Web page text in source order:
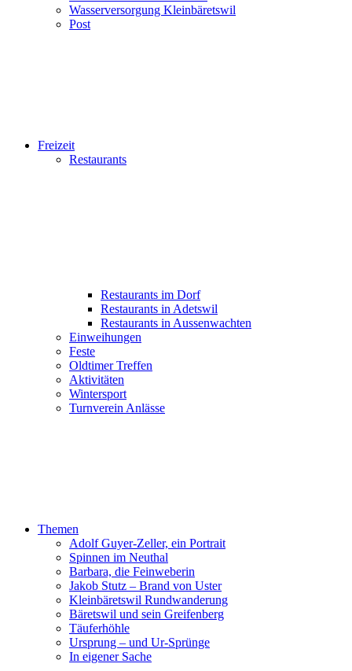
Wasserversorgung Kleinbäretswil
Post
Freizeit
Restaurants
Restaurants im Dorf
Restaurants in Adetswil
Restaurants in Aussenwachten
Einweihungen
Feste
Oldtimer Treffen
Aktivitäten
Wintersport
Turnverein Anlässe
Themen
Adolf Guyer-Zeller, ein Portrait
Spinnen im Neuthal
Barbara, die Feinweberin
Jakob Stutz – Brand von Uster
Kleinbäretswil Rundwanderung
Bäretswil und sein Greifenberg
Täuferhöhle
Ursprung – und Ur-Sprünge
In eigener Sache